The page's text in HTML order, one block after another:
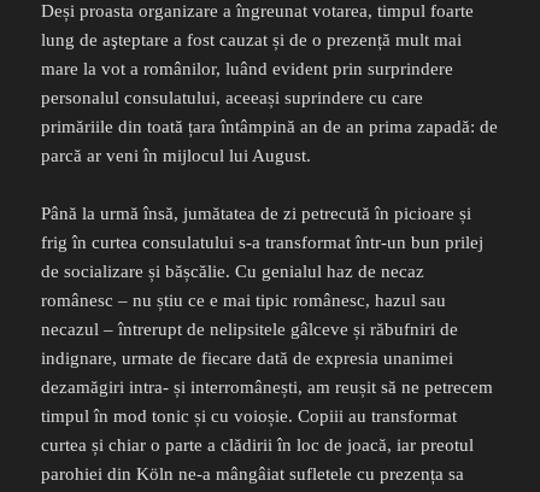
Deși proasta organizare a îngreunat votarea, timpul foarte
lung de aşteptare a fost cauzat și de o prezență mult mai
mare la vot a românilor, luând evident prin surprindere
personalul consulatului, aceeași suprindere cu care
primăriile din toată țara întâmpină an de an prima zapadă: de
parcă ar veni în mijlocul lui August.
Până la urmă însă, jumătatea de zi petrecută în picioare și
frig în curtea consulatului s-a transformat într-un bun prilej
de socializare și bășcălie. Cu genialul haz de necaz
românesc – nu știu ce e mai tipic românesc, hazul sau
necazul – întrerupt de nelipsitele gâlceve și răbufniri de
indignare, urmate de fiecare dată de expresia unanimei
dezamăgiri intra- și interromânești, am reușit să ne petrecem
timpul în mod tonic și cu voioșie. Copiii au transformat
curtea și chiar o parte a clădirii în loc de joacă, iar preotul
parohiei din Köln ne-a mângâiat sufletele cu prezența sa